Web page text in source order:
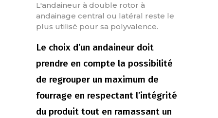
L'andaineur à double rotor à
andainage central ou latéral reste le
plus utilisé pour sa polyvalence.
Le choix d’un andaineur doit
prendre en compte la possibilité
de regrouper un maximum de
fourrage en respectant l’intégrité
du produit tout en ramassant un